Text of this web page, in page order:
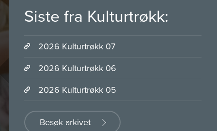
Siste fra Kulturtrøkk:
2026 Kulturtrøkk 07
2026 Kulturtrøkk 06
2026 Kulturtrøkk 05
Besøk arkivet